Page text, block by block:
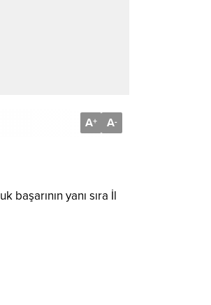
A+ A-
yanı sıra İl